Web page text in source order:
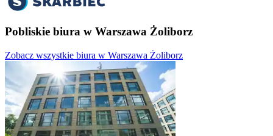
Pobliskie biura w Warszawa Żoliborz
Zobacz wszystkie biura w Warszawa Żoliborz